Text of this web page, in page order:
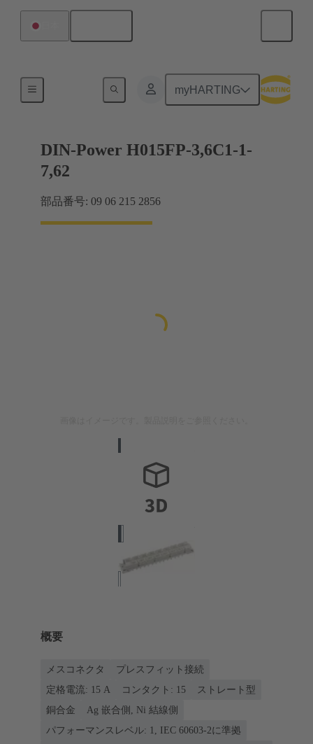
myHARTING
マザーボード ツー ドーターカード接続
DIN-Power H015FP-3,6C1-1-
7,62
部品番号: 09 06 215 2856
概要
メスコネクタ
プレスフィット接続
定格電流: ‌15 A
コンタクト: 15
ストレート型
銅合金
Ag 嵌合側, Ni 結線側
パフォーマンスレベル: 1, IEC 60603-2に準拠